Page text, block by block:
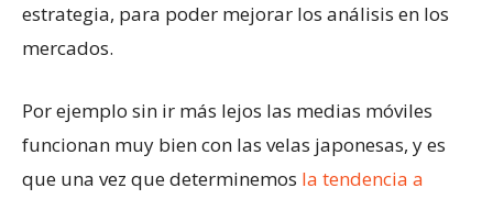
estrategia, para poder mejorar los análisis en los
mercados.
Por ejemplo sin ir más lejos las medias móviles
funcionan muy bien con las velas japonesas, y es
que una vez que determinemos la tendencia a